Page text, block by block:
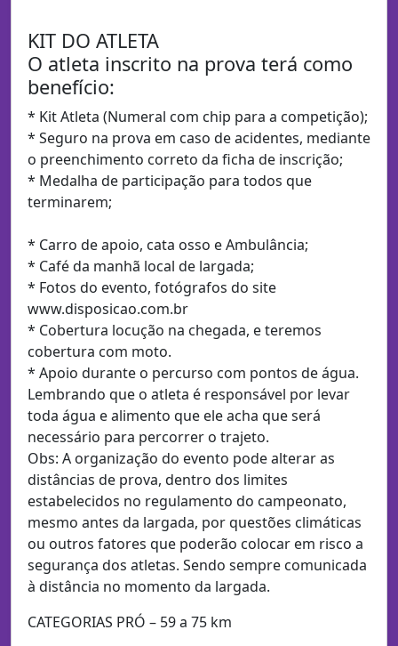
KIT DO ATLETA
O atleta inscrito na prova terá como
benefício:
* Kit Atleta (Numeral com chip para a competição);
* Seguro na prova em caso de acidentes, mediante
o preenchimento correto da ficha de inscrição;
* Medalha de participação para todos que
terminarem;
* Carro de apoio, cata osso e Ambulância;
* Café da manhã local de largada;
* Fotos do evento, fotógrafos do site
www.disposicao.com.br
* Cobertura locução na chegada, e teremos
cobertura com moto.
* Apoio durante o percurso com pontos de água.
Lembrando que o atleta é responsável por levar
toda água e alimento que ele acha que será
necessário para percorrer o trajeto.
Obs: A organização do evento pode alterar as
distâncias de prova, dentro dos limites
estabelecidos no regulamento do campeonato,
mesmo antes da largada, por questões climáticas
ou outros fatores que poderão colocar em risco a
segurança dos atletas. Sendo sempre comunicada
à distância no momento da largada.
CATEGORIAS PRÓ – 59 a 75 km